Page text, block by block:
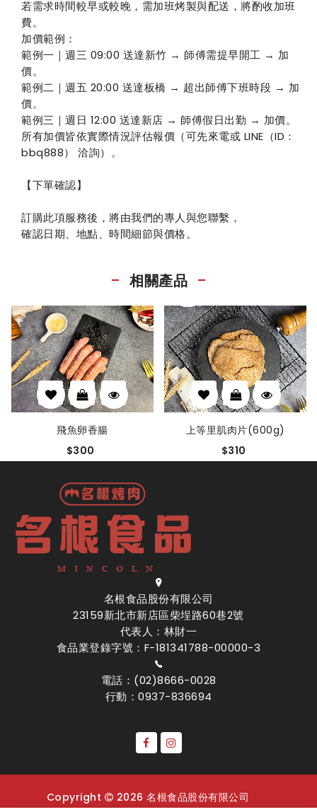
若需求時間較早或較晚，需加班烤製與配送，將酌收加班
費。
加價範例：
範例一｜週三 09:00 送達新竹 → 師傅需提早開工 → 加
價。
範例二｜週五 20:00 送達板橋 → 超出師傅下班時段 → 加
價。
範例三｜週日 12:00 送達新店 → 師傅假日出勤 → 加價。
所有加價皆依實際情況評估報價（可先來電或 LINE（ID：
bbq888） 洽詢）。
【下單確認】
訂購此項服務後，將由我們的專人與您聯繫，
確認日期、地點、時間細節與價格。
相關產品
飛魚卵香腸
$300
上等里肌肉片(600g)
$310
名根食品股份有限公司
23159新北市新店區柴埕路60巷2號
代表人：林財一
食品業登錄字號：F-181341788-00000-3
電話：(02)8666-0028
行動：0937-836694
Copyright 2026 名根食品股份有限公司